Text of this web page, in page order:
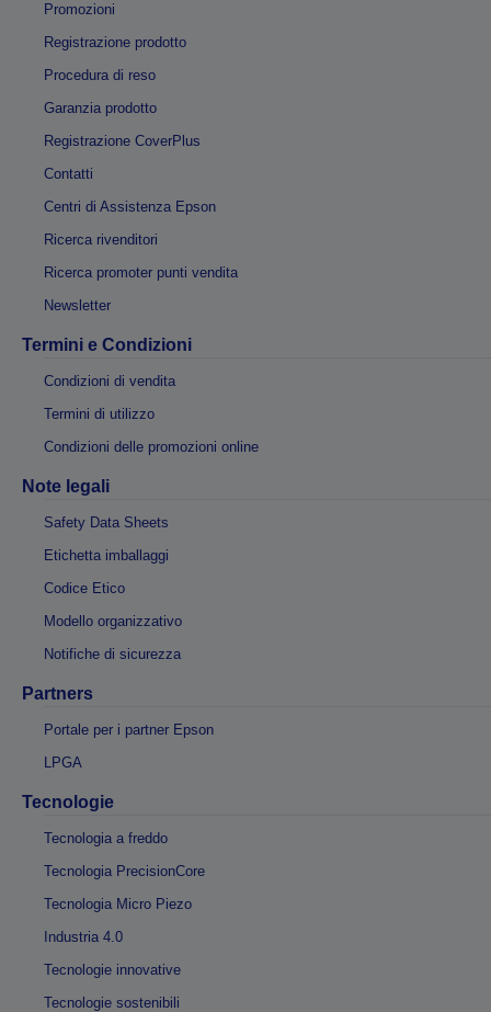
Promozioni
Registrazione prodotto
Procedura di reso
Garanzia prodotto
Registrazione CoverPlus
Contatti
Centri di Assistenza Epson
Ricerca rivenditori
Ricerca promoter punti vendita
Newsletter
Termini e Condizioni
Condizioni di vendita
Termini di utilizzo
Condizioni delle promozioni online
Note legali
Safety Data Sheets
Etichetta imballaggi
Codice Etico
Modello organizzativo
Notifiche di sicurezza
Partners
Portale per i partner Epson
LPGA
Tecnologie
Tecnologia a freddo
Tecnologia PrecisionCore
Tecnologia Micro Piezo
Industria 4.0
Tecnologie innovative
Tecnologie sostenibili